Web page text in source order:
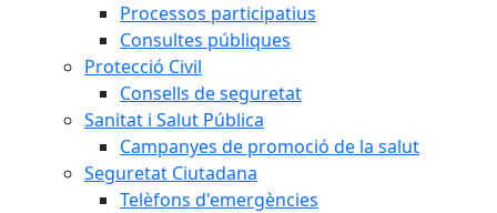
Processos participatius
Consultes públiques
Protecció Civil
Consells de seguretat
Sanitat i Salut Pública
Campanyes de promoció de la salut
Seguretat Ciutadana
Telèfons d'emergències